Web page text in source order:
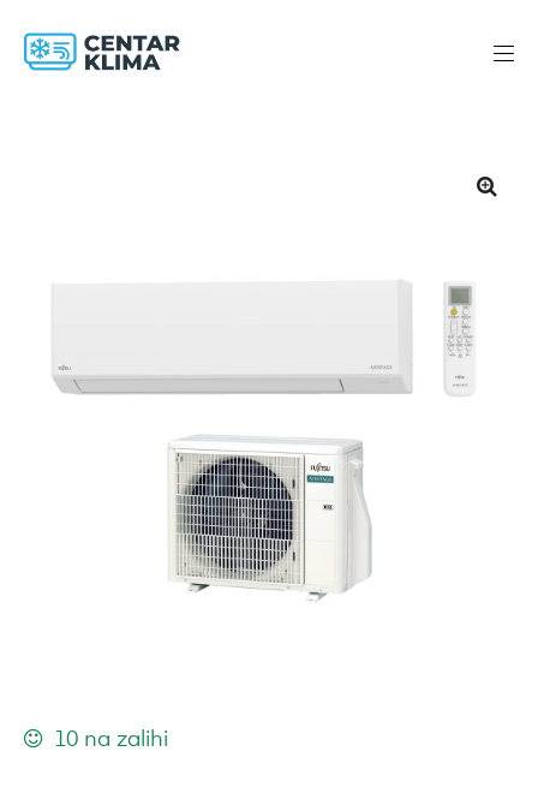
10 na zalihi